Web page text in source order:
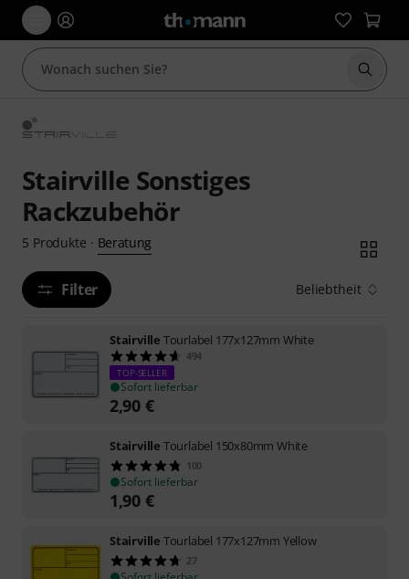
Suche
Stairville Sonstiges
Rackzubehör
5 Produkte · Beratung
Filter Beliebtheit
Stairville Tourlabel 177x127mm White
494
TOP-SELLER
Sofort lieferbar
2,90 €
Stairville Tourlabel 150x80mm White
100
Sofort lieferbar
1,90 €
Stairville Tourlabel 177x127mm Yellow
27